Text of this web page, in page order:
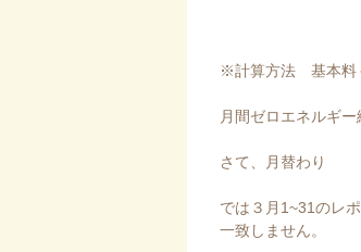
※計算方法 基本料
月間ゼロエネルギ
さて、月替わり
では３月1~31のレ
一致しません。